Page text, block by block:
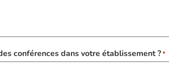
conférences dans votre établissement ?*